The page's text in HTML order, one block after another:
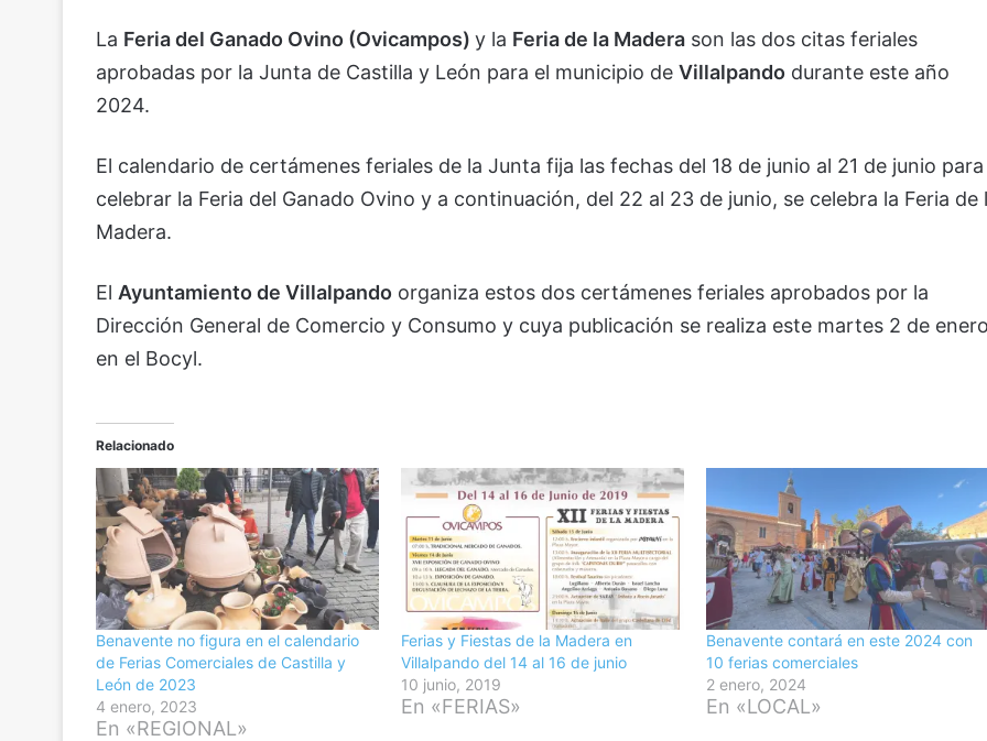
La Feria del Ganado Ovino (Ovicampos) y la Feria de la Madera son las dos citas feriales
aprobadas por la Junta de Castilla y León para el municipio de Villalpando durante este año
2024.
El calendario de certámenes feriales de la Junta fija las fechas del 18 de junio al 21 de junio para
celebrar la Feria del Ganado Ovino y a continuación, del 22 al 23 de junio, se celebra la Feria de
Madera.
El Ayuntamiento de Villalpando organiza estos dos certámenes feriales aprobados por la
Dirección General de Comercio y Consumo y cuya publicación se realiza este martes 2 de
en el Bocyl.
Relacionado
Benavente no figura en el calendario
de Ferias Comerciales de Castilla y
León de 2023
4 enero, 2023
En «REGIONAL»
Ferias y Fiestas de la Madera en
Villalpando del 14 al 16 de junio
10 junio, 2019
En «FERIAS»
Benavente contará en este 2024 con
10 ferias comerciales
2 enero, 2024
En «LOCAL»